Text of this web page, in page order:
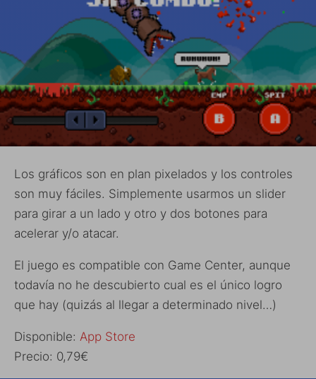
Los gráficos son en plan pixelados y los controles
son muy fáciles. Simplemente usarmos un slider
para girar a un lado y otro y dos botones para
acelerar y/o atacar.
El juego es compatible con Game Center, aunque
todavía no he descubierto cual es el único logro
que hay (quizás al llegar a determinado nivel…)
Disponible: App Store
Precio: 0,79€